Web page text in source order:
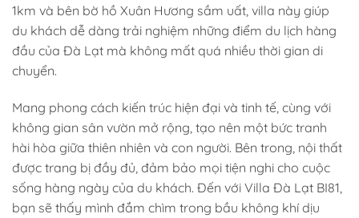
1km và bên bờ hồ Xuân Hương sầm uất, villa này giúp
du khách dễ dàng trải nghiệm những điểm du lịch hàng
đầu của Đà Lạt mà không mất quá nhiều thời gian di
chuyển.
Mang phong cách kiến trúc hiện đại và tinh tế, cùng với
không gian sân vườn mở rộng, tạo nên một bức tranh
hài hòa giữa thiên nhiên và con người. Bên trong, nội thất
được trang bị đầy đủ, đảm bảo mọi tiện nghi cho cuộc
sống hàng ngày của du khách. Đến với Villa Đà Lạt BI81,
bạn sẽ thấy mình đắm chìm trong bầu không khí dịu